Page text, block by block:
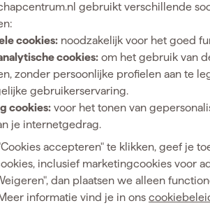
gebruikt verschillende
cookies: noodzakelijk voor het goed
cookies: om het gebruik van
zonder persoonlijke profielen aan te
gebruikerservaring.
cookies: voor het tonen van
je internetgedrag.
accepteren" te klikken, geef je
inclusief marketingcookies voor
dan plaatsen we alleen
informatie vind je in ons
voor
dé online specialist, wat je
Hulp & contact